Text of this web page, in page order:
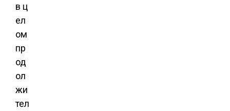
в ц
ел
ом
пр
од
ол
жи
тел